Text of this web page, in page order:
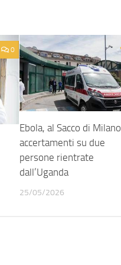
0
Ebola, al Sacco di Milano
accertamenti su due
persone rientrate
dall’Uganda
25/05/2026